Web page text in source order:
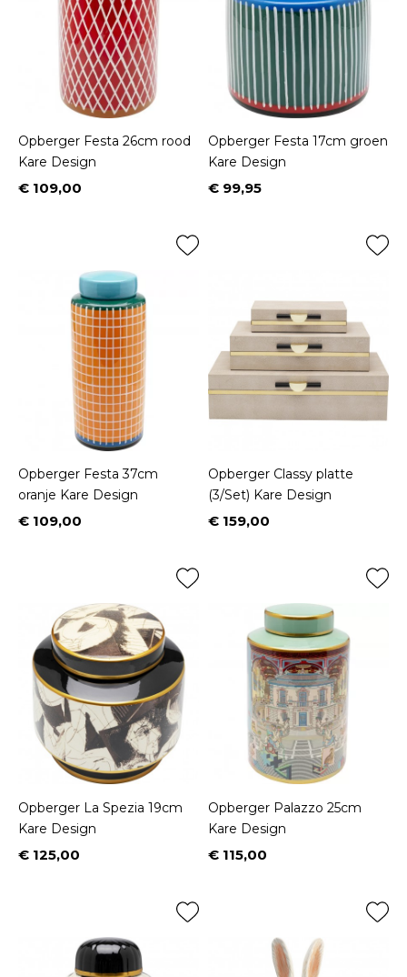
Opberger Festa 26cm rood
Kare Design
Prijs
€ 109,00
Opberger Festa 17cm groen
Kare Design
Prijs
€ 99,95
Opberger Festa 37cm
oranje Kare Design
Prijs
€ 109,00
Opberger Classy platte
(3/Set) Kare Design
Prijs
€ 159,00
Opberger La Spezia 19cm
Kare Design
Prijs
€ 125,00
Opberger Palazzo 25cm
Kare Design
Prijs
€ 115,00